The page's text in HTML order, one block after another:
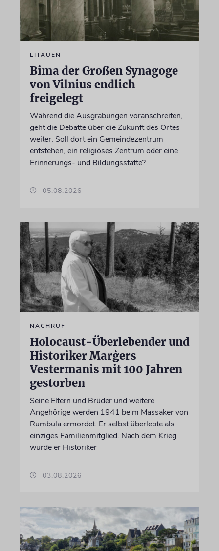
LITAUEN
Bima der Großen Synagoge
von Vilnius endlich
freigelegt
Während die Ausgrabungen voranschreiten,
geht die Debatte über die Zukunft des Ortes
weiter. Soll dort ein Gemeindezentrum
entstehen, ein religiöses Zentrum oder eine
Erinnerungs- und Bildungsstätte?
05.08.2026
NACHRUF
Holocaust-Überlebender und
Historiker Marģers
Vestermanis mit 100 Jahren
gestorben
Seine Eltern und Brüder und weitere
Angehörige werden 1941 beim Massaker von
Rumbula ermordet. Er selbst überlebte als
einziges Familienmitglied. Nach dem Krieg
wurde er Historiker
03.08.2026